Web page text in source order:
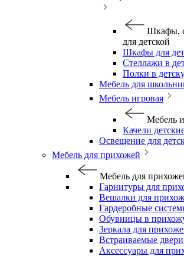
Шкафы,
для детской
Шкафы для
Стеллажи в
Полки в
Мебель для
Мебель игровая
Мебель
Качели
Освещение для
Мебель для прихожей
Мебель для
Гарнитуры для
Вешалки для
Гардеробные
Обувницы в
Зеркала для
Встраиваемые
Аксессуары для